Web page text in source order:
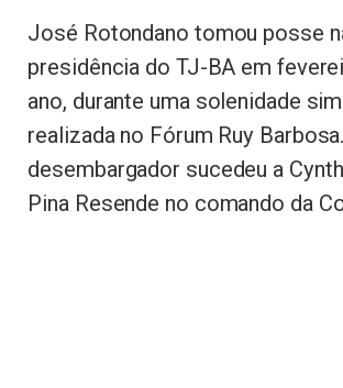
José Rotondano tomou posse
presidência do TJ-BA em
ano, durante uma solenidade
realizada no Fórum Ruy
desembargador sucedeu a
Pina Resende no comando da